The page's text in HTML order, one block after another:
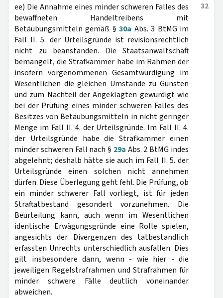
32
ee) Die Annahme eines minder schweren Falles des
bewaffneten Handeltreibens mit
Betäubungsmitteln gemäß §30a Abs. 3 BtMG im
Fall II. 5. der Urteilsgründe ist revisionsrechtlich
nicht zu beanstanden. Die Staatsanwaltschaft
bemängelt, die Strafkammer habe im Rahmen der
insofern vorgenommenen Gesamtwürdigung im
Wesentlichen die gleichen Umstände zu Gunsten
und zum Nachteil der Angeklagten gewürdigt wie
bei der Prüfung eines minder schweren Falles des
Besitzes von Betäubungsmitteln in nicht geringer
Menge im Fall II. 4. der Urteilsgründe. Im Fall II. 4.
der Urteilsgründe habe die Strafkammer einen
minder schweren Fall nach § 29a Abs. 2 BtMG indes
abgelehnt; deshalb hätte sie auch im Fall II. 5. der
Urteilsgründe einen solchen nicht annehmen
dürfen. Diese Überlegung geht fehl. Die Prüfung, ob
ein minder schwerer Fall vorliegt, ist für jeden
Straftatbestand gesondert vorzunehmen. Die
Beurteilung kann, auch wenn im Wesentlichen
identische Erwägungsgründe eine Rolle spielen,
angesichts der Divergenzen des tatbestandlich
erfassten Unrechts unterschiedlich ausfallen. Dies
gilt insbesondere dann, wenn - wie hier - die
jeweiligen Regelstrafrahmen und Strafrahmen für
minder schwere Fälle deutlich voneinander
abweichen.